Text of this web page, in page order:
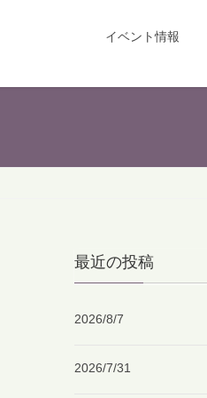
イベント情報
最近の投稿
2026/8/7
2026/7/31